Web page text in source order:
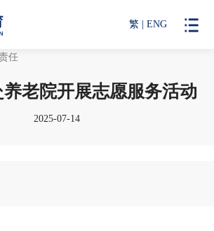
繁 ENG
任
老院开展志愿服务活动
2025-07-14